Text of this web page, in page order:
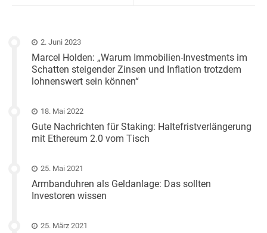
2. Juni 2023
Marcel Holden: „Warum Immobilien-Investments im
Schatten steigender Zinsen und Inflation trotzdem
lohnenswert sein können“
18. Mai 2022
Gute Nachrichten für Staking: Haltefristverlängerung
mit Ethereum 2.0 vom Tisch
25. Mai 2021
Armbanduhren als Geldanlage: Das sollten
Investoren wissen
25. März 2021